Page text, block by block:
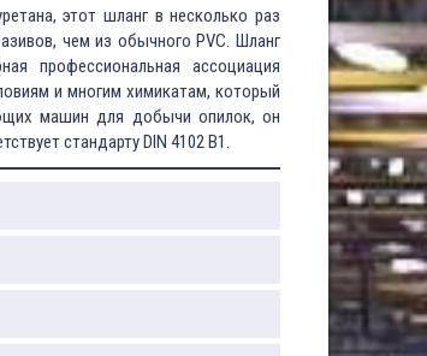
этот шланг в несколько раз
чем из обычного PVC. Шланг
профессиональная ассоциация
и многим химикатам, который
машин для добычи опилок, он
стандарту DIN 4102 B1.